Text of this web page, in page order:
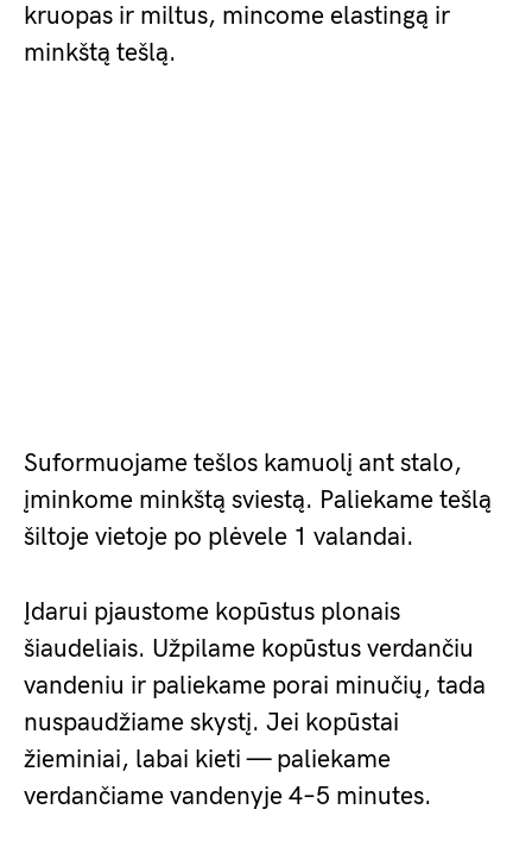
kruopas ir miltus, mincome elastingą ir
minkštą tešlą.
Suformuojame tešlos kamuolį ant stalo,
įminkome minkštą sviestą. Paliekame tešlą
šiltoje vietoje po plėvele 1 valandai.
Įdarui pjaustome kopūstus plonais
šiaudeliais. Užpilame kopūstus verdančiu
vandeniu ir paliekame porai minučių, tada
nuspaudžiame skystį. Jei kopūstai
žieminiai, labai kieti — paliekame
verdančiame vandenyje 4–5 minutes.